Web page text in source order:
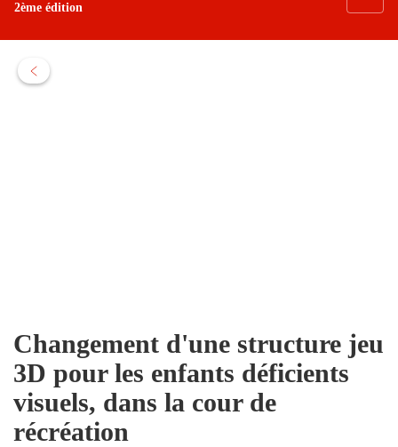
2ème édition
Changement d'une structure jeu
3D pour les enfants déficients
visuels, dans la cour de
récréation